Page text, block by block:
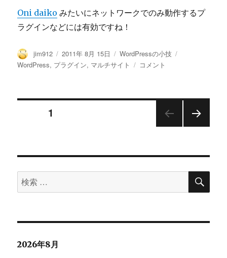
Oni daiko みたいにネットワークでのみ動作するプ
ラグインなどには有効ですね！
投
稿
jim912
投
稿
2011年 8月 15日
カ
テ
WordPressの小技
WordPress, プラグイン, マルチサイト
WordPress
ル
の
み
え
ラ
コメント
の
ペ
ジ
ページ1
検
索
象:
検
2026年8月